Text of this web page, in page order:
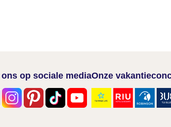
op sociale mediaOnze